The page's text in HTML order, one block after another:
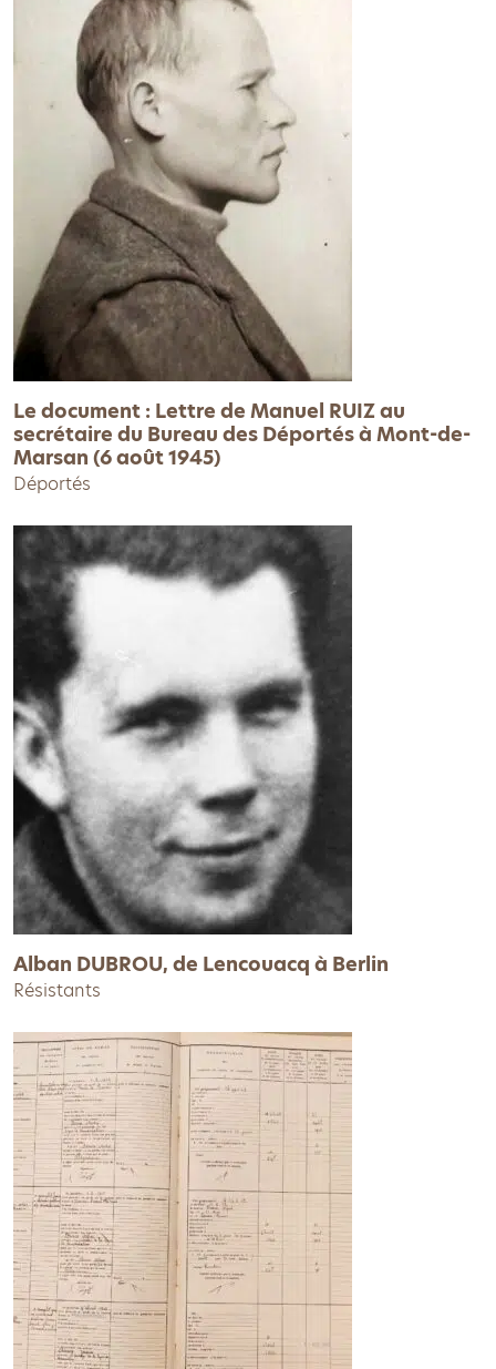
Le document : Lettre de Manuel RUIZ au
secrétaire du Bureau des Déportés à Mont-de-
Marsan (6 août 1945)
Déportés
Alban DUBROU, de Lencouacq à Berlin
Résistants